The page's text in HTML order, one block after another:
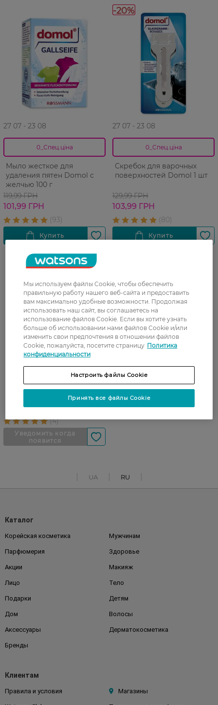
27 07 - 23 08
0_Спец.ціна
Мыло жесткое для
удаления пятен Domol с
желчью 100 г
119,99 ГРН
101,99 ГРН
-20%
27 07 - 23 08
0_Спец.ціна
Скребок для варочных
поверхностей Domol 1 шт
129,99 ГРН
103,99 ГРН
Порошок стиральный для
цветного белья Domol
Floral Freshness 1.35 кг
UA RU
Каталог
Корейская косметика Мужчинам
Парфюмерия Здоровье
Акции Макияж
Лицо Тело
Подарки Детям
Дом Волосы
Аксессуары Дерматокосметика
Бренды
Клиентам
Правила и условия Магазины
Мы используем файлы Cookie, чтобы обеспечить
правильную работу нашего веб-сайта и предоставить
вам максимально удобные возможности. Продолжая
использовать наш сайт, вы соглашаетесь на
использование файлов Cookie. Если вы хотите узнать
больше об использовании нами файлов Cookie и/или
изменить свои предпочтения в отношении файлов
Cookie, пожалуйста, посетите страницу Политика
конфиденциальности
Настроить файлы Cookie
Принять все файлы Cookie